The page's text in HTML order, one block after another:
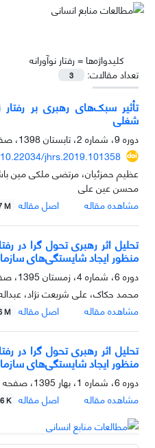
کلیدواژه‌ها =رفتار نوآورانه
تعداد مقالات:
3
تأثیر سبک‌های رهبری بر
شغلی
دوره 9، شماره 2، تابستان 1398، صفحه
10.22034/jhrs.2019.101358
عظیم حمزئیان، مرتضی ملکی مین
محسن عین علی
مشاهده مقاله
اصل مقاله M
تحلیل اثر رهبری تحول گرا در
منظور ایجاد شایستگی‌های
دوره 6، شماره 4، زمستان 1395، صفحه
محمد حکاک، علی شریعت نژاد،
مشاهده مقاله
اصل مقاله M
تحلیل اثر رهبری تحول گرا در
منظور ایجاد شایستگی‌های
دوره 6، شماره 1، بهار 1395، صفحه
مشاهده مقاله
اصل مقاله K